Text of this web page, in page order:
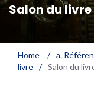
Salon du
Home / a.
livre / Salon du